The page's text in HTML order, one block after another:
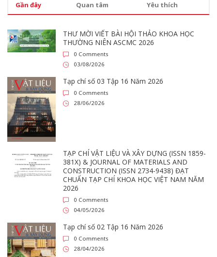
Gần đây Quan tâm Yêu thích
THƯ MỜI VIẾT BÀI HỘI THẢO KHOA HỌC
THƯỜNG NIÊN ASCMC 2026
0 Comments
03/08/2026
Tạp chí số 03 Tập 16 Năm 2026
0 Comments
28/06/2026
TẠP CHÍ VẬT LIỆU VÀ XÂY DỰNG (ISSN 1859-
381X) & JOURNAL OF MATERIALS AND
CONSTRUCTION (ISSN 2734-9438) ĐẠT
CHUẨN TẠP CHÍ KHOA HỌC VIỆT NAM NĂM
2026
0 Comments
04/05/2026
Tạp chí số 02 Tập 16 Năm 2026
0 Comments
28/04/2026